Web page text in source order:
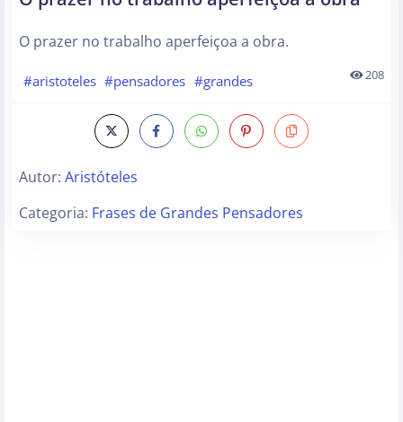
O prazer no trabalho aperfeiçoa a obra.
#aristoteles #pensadores #grandes 208
Autor: Aristóteles
Categoria: Frases de Grandes Pensadores